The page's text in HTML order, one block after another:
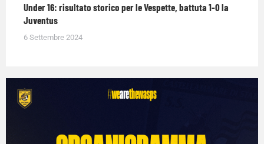
Under 16: risultato storico per le Vespette, battuta 1-0 la
Juventus
6 Settembre 2024